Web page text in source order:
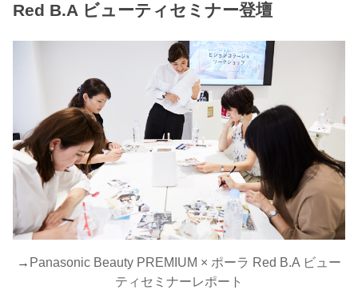
Red B.A ビューティセミナー登壇
→ Panasonic Beauty PREMIUM × ポーラ Red B.A ビュー
ティセミナーレポート